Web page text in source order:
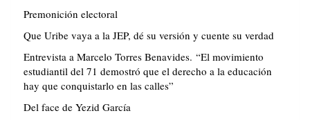
Premonición electoral
Que Uribe vaya a la JEP, dé su versión y cuente su verdad
Entrevista a Marcelo Torres Benavides. “El movimiento
estudiantil del 71 demostró que el derecho a la educación
hay que conquistarlo en las calles”
Del face de Yezid García